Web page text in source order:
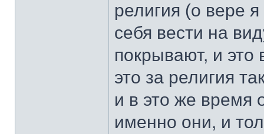
религия (о вере
себя вести на
покрывают, и это
это за религия
и в это же время
именно они, и